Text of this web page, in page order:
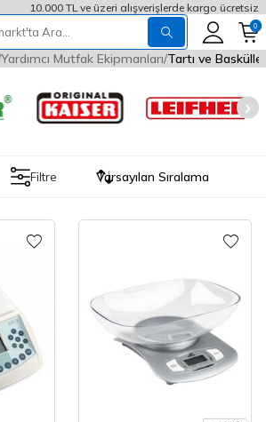
10.000 TL ve üzeri alışverişlerde kargo ücretsiz
0
Yardımcı Mutfak Ekipmanları Tartı ve Basküller
Filtre